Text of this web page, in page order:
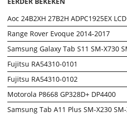
Aoc 24B2XH 27B2H ADPC1925EX
Range Rover Evoque 2014-2017
Samsung Galaxy Tab S11 SM-X730
Fujitsu RA54310-0101
Fujitsu RA54310-0102
Motorola P8668 GP328D+ DP4400
Samsung Tab A11 Plus SM-X230